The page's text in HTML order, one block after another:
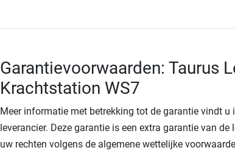
Garantievoorwaarden: Taurus
Krachtstation WS7
Meer informatie met betrekking tot de garantie vindt u
leverancier. Deze garantie is een extra garantie van
uw rechten volgens de algemene wettelijke